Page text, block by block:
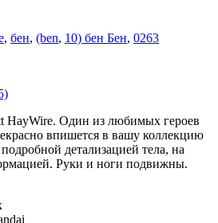
, бен, (ben, 10) бен Бен, 0263
HayWire. Один из любимых героев
впишется в вашу коллекцию
детализацией тела, на
Руки и ноги подвижны.